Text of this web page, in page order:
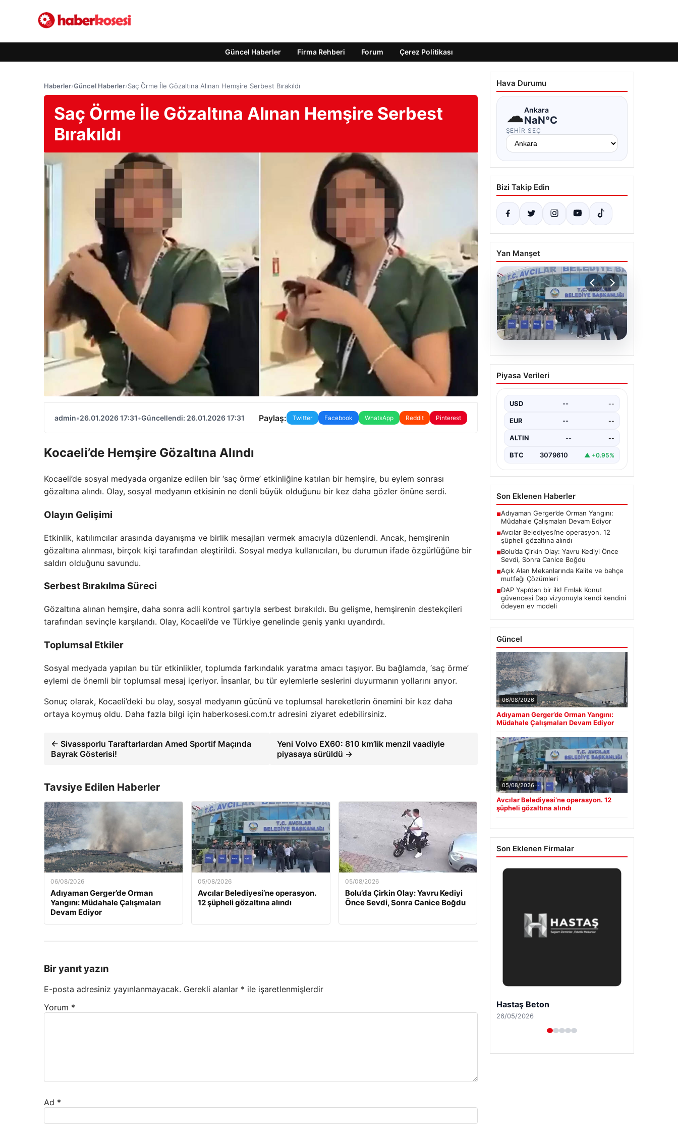
Güncel Haberler Firma Rehberi Forum Çerez Politikası
Haberler›Güncel Haberler›Saç Örme İle Gözaltına Alınan Hemşire Serbest Bırakıldı
Saç Örme İle Gözaltına Alınan Hemşire Serbest
Bırakıldı
admin•26.01.2026 17:31•Güncellendi: 26.01.2026 17:31 Paylaş: Twitter Facebook WhatsApp Reddit Pinterest
Kocaeli’de Hemşire Gözaltına Alındı
Kocaeli’de sosyal medyada organize edilen bir ‘saç örme’ etkinliğine katılan bir hemşire, bu eylem sonrası
gözaltına alındı. Olay, sosyal medyanın etkisinin ne denli büyük olduğunu bir kez daha gözler önüne serdi.
Olayın Gelişimi
Etkinlik, katılımcılar arasında dayanışma ve birlik mesajları vermek amacıyla düzenlendi. Ancak, hemşirenin
gözaltına alınması, birçok kişi tarafından eleştirildi. Sosyal medya kullanıcıları, bu durumun ifade özgürlüğüne bir
saldırı olduğunu savundu.
Serbest Bırakılma Süreci
Gözaltına alınan hemşire, daha sonra adli kontrol şartıyla serbest bırakıldı. Bu gelişme, hemşirenin destekçileri
tarafından sevinçle karşılandı. Olay, Kocaeli’de ve Türkiye genelinde geniş yankı uyandırdı.
Toplumsal Etkiler
Sosyal medyada yapılan bu tür etkinlikler, toplumda farkındalık yaratma amacı taşıyor. Bu bağlamda, ‘saç örme’
eylemi de önemli bir toplumsal mesaj içeriyor. İnsanlar, bu tür eylemlerle seslerini duyurmanın yollarını arıyor.
Sonuç olarak, Kocaeli’deki bu olay, sosyal medyanın gücünü ve toplumsal hareketlerin önemini bir kez daha
ortaya koymuş oldu. Daha fazla bilgi için haberkosesi.com.tr adresini ziyaret edebilirsiniz.
← Sivassporlu Taraftarlardan Amed Sportif Maçında
Bayrak Gösterisi!
Yeni Volvo EX60: 810 km’lik menzil vaadiyle
piyasaya sürüldü →
Tavsiye Edilen Haberler
06/08/2026
Adıyaman Gerger’de Orman
Yangını: Müdahale Çalışmaları
Devam Ediyor
05/08/2026
Avcılar Belediyesi’ne operasyon.
12 şüpheli gözaltına alındı
05/08/2026
Bolu’da Çirkin Olay: Yavru Kediyi
Önce Sevdi, Sonra Canice Boğdu
Bir yanıt yazın
E-posta adresiniz yayınlanmayacak. Gerekli alanlar * ile işaretlenmişlerdir
Yorum *
Ad *
Hava Durumu
☁Ankara
NaN°C
ŞEHIR SEÇ
Bizi Takip Edin
Yan Manşet
05.08.2026
Avcılar Belediyesi’ne
operasyon. 12 şüpheli
Piyasa Verileri
USD -- --
EUR -- --
ALTIN -- --
BTC 3079610 ▲ +0.95%
Son Eklenen Haberler
■Adıyaman Gerger’de Orman Yangını:
Müdahale Çalışmaları Devam Ediyor
■Avcılar Belediyesi’ne operasyon. 12
şüpheli gözaltına alındı
■Bolu’da Çirkin Olay: Yavru Kediyi Önce
Sevdi, Sonra Canice Boğdu
■Açık Alan Mekanlarında Kalite ve bahçe
mutfağı Çözümleri
■DAP Yapı’dan bir ilk! Emlak Konut
güvencesi Dap vizyonuyla kendi kendini
ödeyen ev modeli
Güncel
06/08/2026
Adıyaman Gerger’de Orman Yangını:
Müdahale Çalışmaları Devam Ediyor
05/08/2026
Avcılar Belediyesi’ne operasyon. 12
şüpheli gözaltına alındı
Son Eklenen Firmalar
Enes Kaplan Avukatlık Bürosu
28/04/2026